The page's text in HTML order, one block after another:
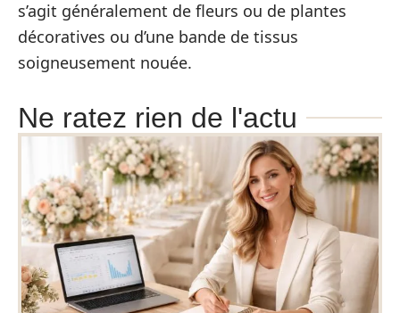
s’agit généralement de fleurs ou de plantes
décoratives ou d’une bande de tissus
soigneusement nouée.
Ne ratez rien de l'actu